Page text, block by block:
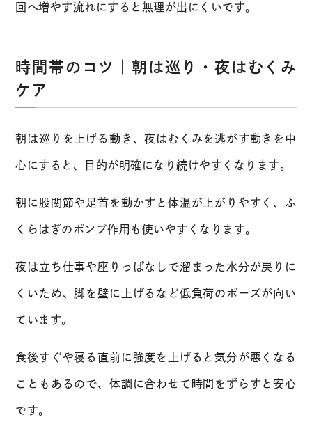
回へ増やす流れにすると無理が出にくいです。
時間帯のコツ｜朝は巡り・夜はむくみ
ケア
朝は巡りを上げる動き、夜はむくみを逃がす動きを中
心にすると、目的が明確になり続けやすくなります。
朝に股関節や足首を動かすと体温が上がりやすく、ふ
くらはぎのポンプ作用も使いやすくなります。
夜は立ち仕事や座りっぱなしで溜まった水分が戻りに
くいため、脚を壁に上げるなど低負荷のポーズが向い
ています。
食後すぐや寝る直前に強度を上げると気分が悪くなる
こともあるので、体調に合わせて時間をずらすと安心
です。